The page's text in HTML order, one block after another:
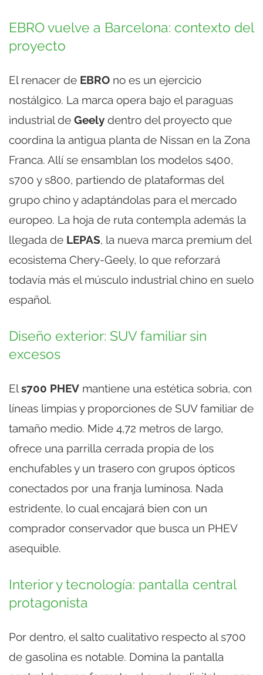
EBRO vuelve a Barcelona: contexto del
proyecto
El renacer de EBRO no es un ejercicio
nostálgico. La marca opera bajo el paraguas
industrial de Geely dentro del proyecto que
coordina la antigua planta de Nissan en la Zona
Franca. Allí se ensamblan los modelos s400,
s700 y s800, partiendo de plataformas del
grupo chino y adaptándolas para el mercado
europeo. La hoja de ruta contempla además la
llegada de LEPAS, la nueva marca premium del
ecosistema Chery-Geely, lo que reforzará
todavía más el músculo industrial chino en suelo
español.
Diseño exterior: SUV familiar sin
excesos
Els700 PHEV mantiene una estética sobria, con
líneas limpias y proporciones de SUV familiar de
tamaño medio. Mide 4,72 metros de largo,
ofrece una parrilla cerrada propia de los
enchufables y un trasero con grupos ópticos
conectados por una franja luminosa. Nada
estridente, lo cual encajará bien con un
comprador conservador que busca un PHEV
asequible.
Interior y tecnología: pantalla central
protagonista
Por dentro, el salto cualitativo respecto al s700
de gasolina es notable. Domina la pantalla